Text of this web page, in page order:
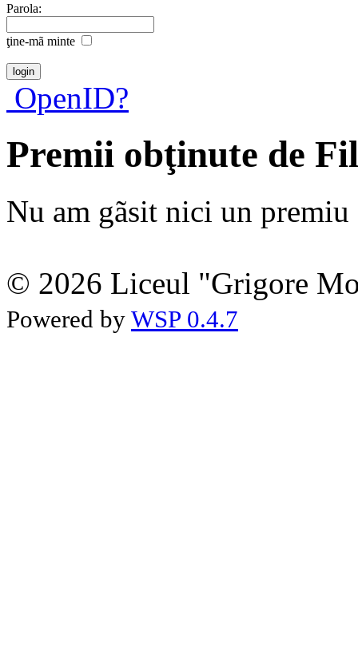
Parola:
ţine-mã minte
OpenID?
Premii obţinute de
Nu am gãsit nici un premiu
© 2026 Liceul "Grigore
Powered by WSP 0.4.7